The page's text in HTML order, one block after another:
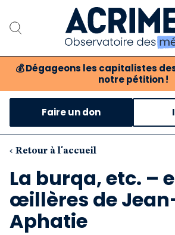
💰 Dégageons les capitalistes
notre pétition !
Notre association
Notre critique des
Nos propositions
Notre revue
Boutique
Faire un don
‹ Retour à l'accueil
La burqa, etc. –
œillères de
Aphatie